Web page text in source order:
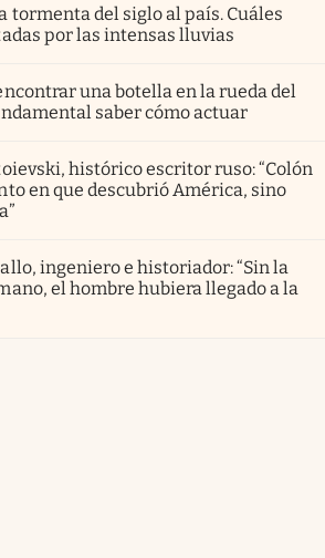
tormenta del siglo al país. Cuáles
por las intensas lluvias
una botella en la rueda del
saber cómo actuar
histórico escritor ruso: “Colón
en que descubrió América, sino
ingeniero e historiador: “Sin la
el hombre hubiera llegado a la